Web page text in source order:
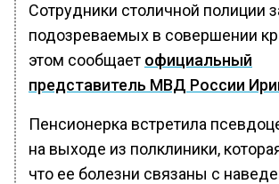
Сотрудники столичной полиции
подозреваемых в совершении
этом сообщает официальный
представитель МВД России
Пенсионерка встретила
на выходе из полклиники,
что ее болезни связаны с